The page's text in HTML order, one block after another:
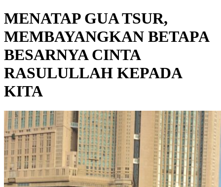
MENATAP GUA TSUR,
MEMBAYANGKAN BETAPA
BESARNYA CINTA
RASULULLAH KEPADA
KITA